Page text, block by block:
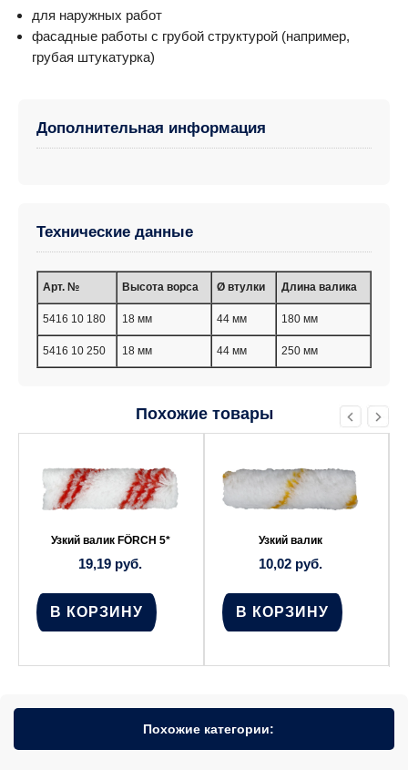
для наружных работ
фасадные работы с грубой структурой (например,
грубая штукатурка)
Дополнительная информация
Технические данные
Арт. № Высота ворса Ø втулки Длина валика
5416 10 180 18 мм 44 мм 180 мм
5416 10 250 18 мм 44 мм 250 мм
Похожие товары
Узкий валик FÖRCH 5*
19,19 руб.
В КОРЗИНУ
Узкий валик
10,02 руб.
В КОРЗИНУ
Похожие категории: